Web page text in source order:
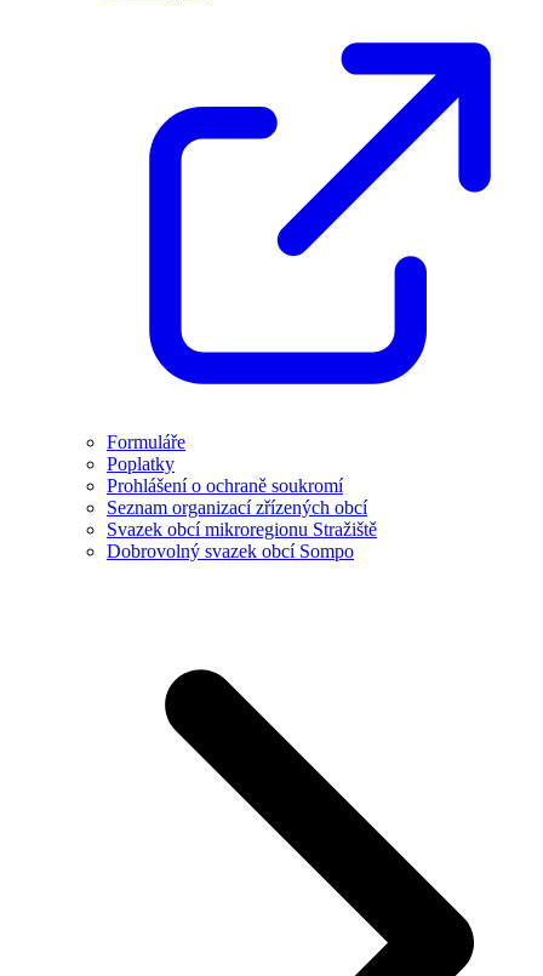
Formuláře
Poplatky
Prohlášení o ochraně soukromí
Seznam organizací zřízených obcí
Svazek obcí mikroregionu Stražiště
Dobrovolný svazek obcí Sompo